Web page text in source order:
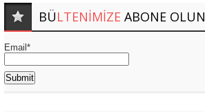
BÜLTENIMIZEABONE OLUN
Email*